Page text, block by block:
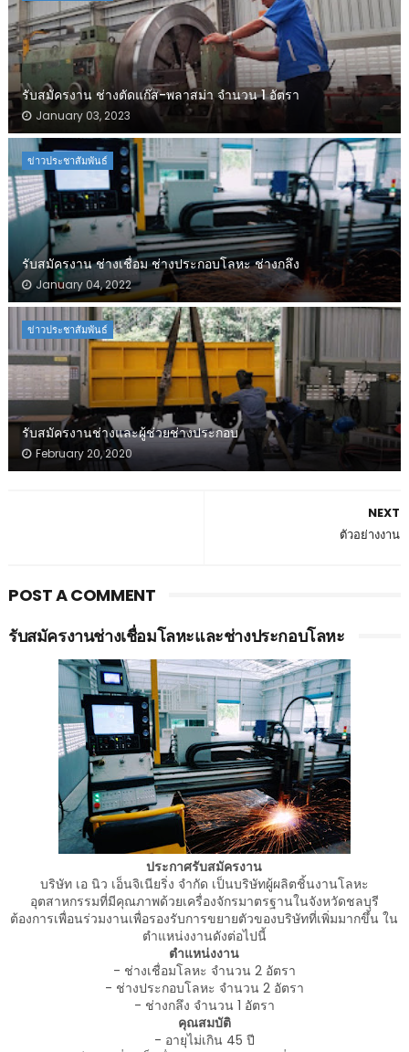
รับสมัครงาน ช่างตัดแก๊ส-พลาสม่า จำนวน 1 อัตรา
January 03, 2023
ข่าวประชาสัมพันธ์
รับสมัครงาน ช่างเชื่อม ช่างประกอบโลหะ ช่างกลึง
January 04, 2022
ข่าวประชาสัมพันธ์
รับสมัครงานช่างและผู้ช่วยช่างประกอบ
February 20, 2020
NEXT
ตัวอย่างงาน
POST A COMMENT
รับสมัครงานช่างเชื่อมโลหะและช่างประกอบโลหะ
ประกาศรับสมัครงาน
บริษัท เอ นิว เอ็นจิเนียริ่ง จำกัด เป็นบริษัทผู้ผลิตชิ้นงานโลหะ
อุตสาหกรรมที่มีคุณภาพด้วยเครื่องจักรมาตรฐานในจังหวัดชลบุรี
ต้องการเพื่อนร่วมงานเพื่อรองรับการขยายตัวของบริษัทที่เพิ่มมากขึ้น ใน
ตำแหน่งงานดังต่อไปนี้
ตำแหน่งงาน
- ช่างเชื่อมโลหะ จำนวน 2 อัตรา
- ช่างประกอบโลหะ จำนวน 2 อัตรา
- ช่างกลึง จำนวน 1 อัตรา
คุณสมบัติ
- อายุไม่เกิน 45 ปี